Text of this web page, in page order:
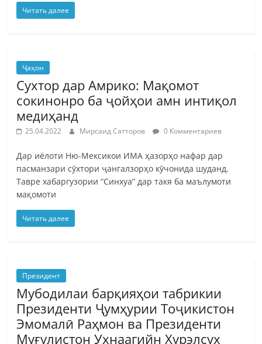
Читать далее
Ҷаҳон
Сухтор дар Амрико: Мақомот
сокинонро ба ҷойҳои амн интиқол
медиҳанд
25.04.2022 Мирсаид Сатторов 0 Комментариев
Дар иёлоти Ню-Мексикои ИМА ҳазорҳо нафар дар
пасманзари сӯхтори ҷангалзорҳо кӯчонида шуданд.
Тавре хабаргузории “Синхуа” дар такя ба маълумоти
мақомоти
Читать далее
Президент
Мубодилаи барқияҳои табрикии
Президенти Ҷумҳурии Тоҷикистон
Эмомалӣ Раҳмон ва Президенти
Муғулистон Ухнаагийн Хурэлсух